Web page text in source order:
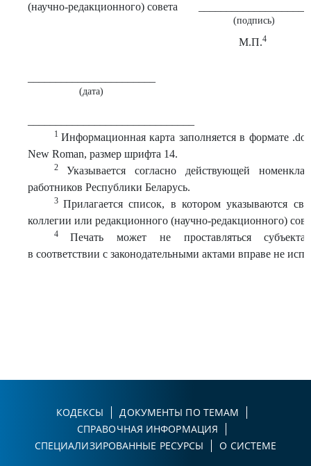
(научно-редакционного) совета
(подпись)
М.П.4
(дата)
1Информационная карта заполняется в формате
New Roman, размер шрифта 14.
2 Указывается согласно действующей
работников Республики Беларусь.
3Прилагается список, в котором указываются
коллегии или редакционного (научно-редакционного)
4Печать может не проставляться
в соответствии с законодательными актами вправе не
КОДЕКСЫ
ДОКУМЕНТЫ ПО ТЕМАМ
СПРАВОЧНАЯ ИНФОРМАЦИЯ
СПЕЦИАЛИЗИРОВАННЫЕ РЕСУРСЫ
О СИСТЕМЕ